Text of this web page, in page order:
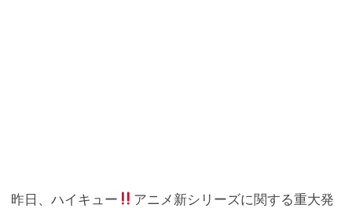
昨日、ハイキュー
アニメ新シリーズに関する重大発